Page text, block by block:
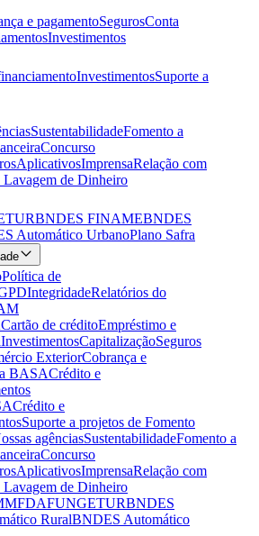
e pagamentoSegurosConta
Investimentos
InvestimentosSuporte a
SustentabilidadeFomento a
Concurso
AplicativosImprensaRelação com
Lavagem de Dinheiro
BNDES FINAMEBNDES
Automático UrbanoPlano Safra
Política de
IntegridadeRelatórios do
Cartão de créditoEmpréstimo e
InvestimentosCapitalizaçãoSeguros
ExteriorCobrança e
BASACrédito e
Crédito e
Suporte a projetos de Fomento
agênciasSustentabilidadeFomento a
Concurso
AplicativosImprensaRelação com
Lavagem de Dinheiro
FDAFUNGETURBNDES
RuralBNDES Automático